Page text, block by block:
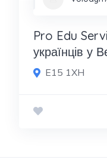
Pro Edu
українців у
E15 1XH